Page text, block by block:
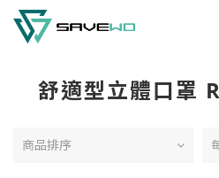
舒適型立體口罩
商品排序